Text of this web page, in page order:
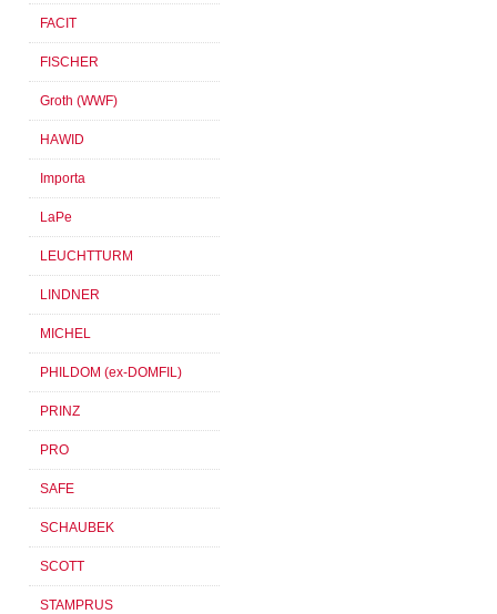
FACIT
FISCHER
Groth (WWF)
HAWID
Importa
LaPe
LEUCHTTURM
LINDNER
MICHEL
PHILDOM (ex-DOMFIL)
PRINZ
PRO
SAFE
SCHAUBEK
SCOTT
STAMPRUS